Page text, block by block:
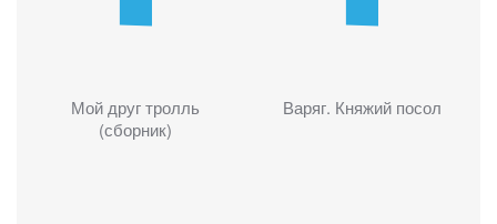
Мой друг тролль
(сборник)
Варяг. Княжий посол